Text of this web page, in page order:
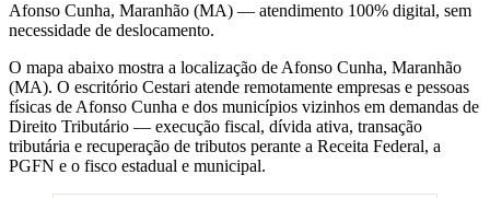
Afonso Cunha, Maranhão (MA) — atendimento 100% digital, sem
necessidade de deslocamento.
O mapa abaixo mostra a localização de Afonso Cunha, Maranhão
(MA). O escritório Cestari atende remotamente empresas e pessoas
físicas de Afonso Cunha e dos municípios vizinhos em demandas de
Direito Tributário — execução fiscal, dívida ativa, transação
tributária e recuperação de tributos perante a Receita Federal, a
PGFN e o fisco estadual e municipal.